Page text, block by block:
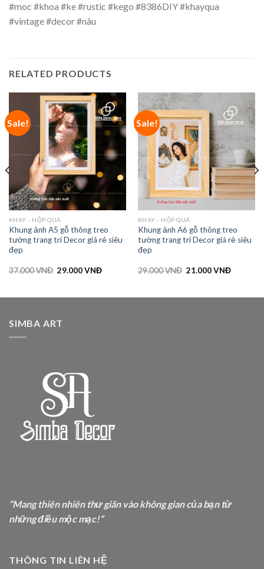
#moc #khoa #ke #rustic #kego #8386DIY #khayqua
#vintage #decor #nâu
RELATED PRODUCTS
Sale!
KHAY - HỘP QUÀ
Khung ảnh A5 gỗ thông treo
tường trang trí Decor giá rẻ siêu
đẹp
37.000VNĐ 29.000VNĐ
Sale!
KHAY - HỘP QUÀ
Khung ảnh A6 gỗ thông treo
tường trang trí Decor giá rẻ siêu
đẹp
29.000VNĐ 21.000VNĐ
SIMBA ART
“Mang thiên nhiên thư giãn vào không gian của bạn từ
những điều mộc mạc!”
THÔNG TIN LIÊN HỆ